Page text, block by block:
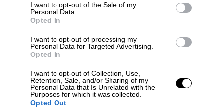
I want to opt-out of the Sale of my
Personal Data.
Opted In
I want to opt-out of processing my
Personal Data for Targeted Advertising.
Opted In
I want to opt-out of Collection, Use,
Retention, Sale, and/or Sharing of my
Personal Data that Is Unrelated with the
Purposes for which it was collected.
Opted Out
asesinada por su marido recibió más
de cien puñaladas